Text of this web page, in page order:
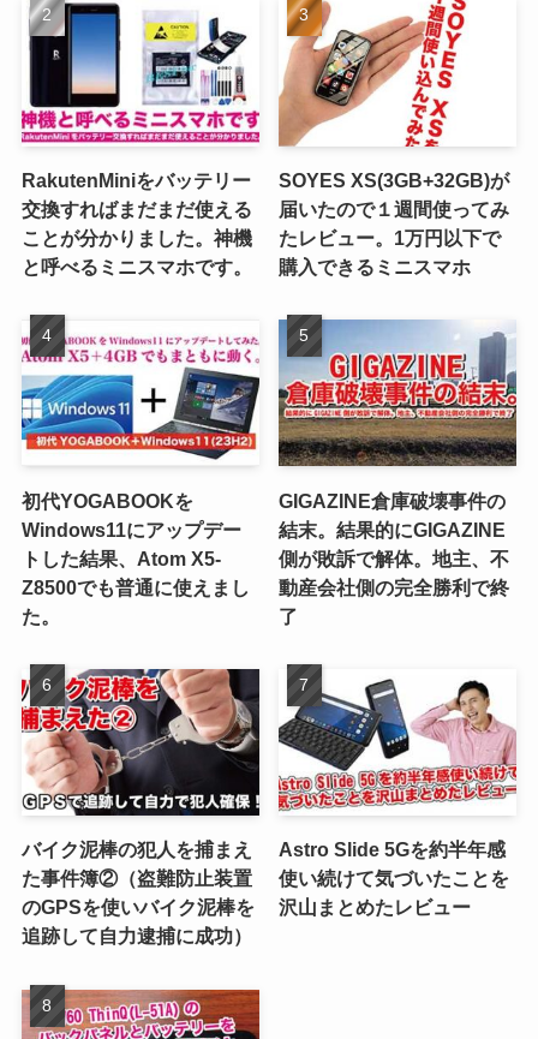
RakutenMiniをバッテリー
交換すればまだまだ使える
ことが分かりました。神機
と呼べるミニスマホです。
SOYES XS(3GB+32GB)が
届いたので１週間使ってみ
たレビュー。1万円以下で
購入できるミニスマホ
初代YOGABOOKを
Windows11にアップデー
トした結果、Atom X5-
Z8500でも普通に使えまし
た。
GIGAZINE倉庫破壊事件の
結末。結果的にGIGAZINE
側が敗訴で解体。地主、不
動産会社側の完全勝利で終
了
バイク泥棒の犯人を捕まえ
た事件簿②（盗難防止装置
のGPSを使いバイク泥棒を
追跡して自力逮捕に成功）
Astro Slide 5Gを約半年感
使い続けて気づいたことを
沢山まとめたレビュー